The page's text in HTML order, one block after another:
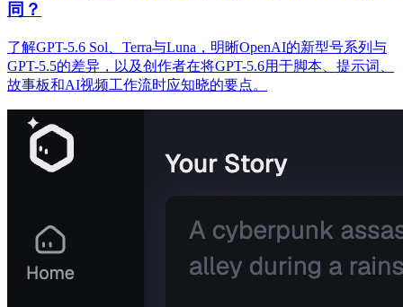
同？
了解GPT-5.6 Sol、Terra与Luna，明晰OpenAI的新型号系列与
GPT-5.5的差异，以及创作者在将GPT-5.6用于脚本、提示词、
故事板和AI视频工作流时应知晓的要点。